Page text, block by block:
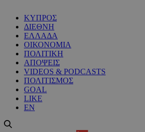
ΚΥΠΡΟΣ
ΔΙΕΘΝΗ
ΕΛΛΑΔΑ
ΟΙΚΟΝΟΜΙΑ
ΠΟΛΙΤΙΚΗ
ΑΠΟΨΕΙΣ
VIDEOS & PODCASTS
ΠΟΛΙΤΙΣΜΟΣ
GOAL
LIKE
EN